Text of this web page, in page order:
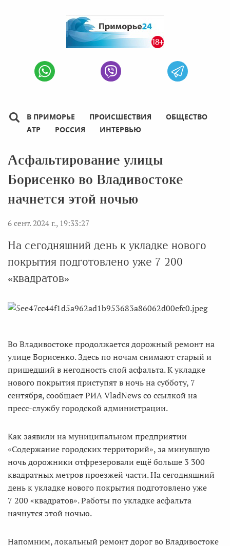
В ПРИМОРЬЕ ПРОИСШЕСТВИЯ
ОБЩЕСТВО
АТР
РОССИЯ ИНТЕРВЬЮ
Асфальтирование улицы
Борисенко во Владивостоке
начнется этой ночью
6 сент. 2024 г., 19:33:27
На сегодняшний день к укладке нового
покрытия подготовлено уже 7 200
«квадратов»
Во Владивостоке продолжается дорожный ремонт на
улице Борисенко. Здесь по ночам снимают старый и
пришедший в негодность слой асфальта. К укладке
нового покрытия приступят в ночь на субботу, 7
сентября, сообщает РИА VladNews со ссылкой на
пресс-службу городской администрации.
Как заявили на муниципальном предприятии
«Содержание городских территорий», за минувшую
ночь дорожники отфрезеровали ещё больше 3 300
квадратных метров проезжей части. На сегодняшний
день к укладке нового покрытия подготовлено уже
7 200 «квадратов». Работы по укладке асфальта
начнутся этой ночью.
Напомним, локальный ремонт дорог во Владивостоке